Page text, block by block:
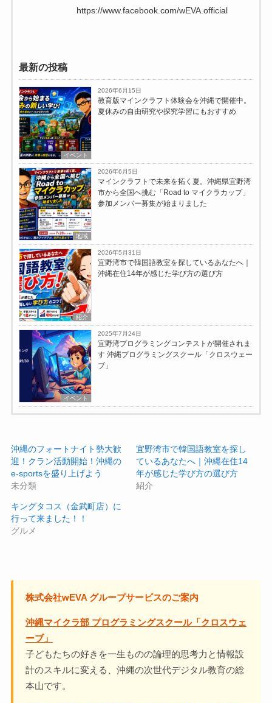
https://www.facebook.com/wEVA.official
最新の投稿
イベント
2026年6月15日
教育版マインクラフト体験会を沖縄で開催中。
夏休みの自由研究や探究学習にもおすすめ
地域
2026年6月5日
マインクラフトで未来を拓く夏。沖縄県宜野湾
市から全国へ挑む「Road to マイクラカップ」
参加メンバー募集が始まりました
紹介
2026年5月31日
宜野湾市で韓国語教室を探しているあなたへ｜
沖縄在住14年が感じた学び方の選び方
イベント
2025年7月24日
宜野湾プログラミングコンテストが開催されま
す 沖縄プログラミングスクール「クロスウェー
ブ」
沖縄のフォートナイト勢大歓
迎！クラン活動開始！沖縄の
e-sportsを盛り上げよう
未分類
宜野湾市で韓国語教室を探し
ているあなたへ｜沖縄在住14
年が感じた学び方の選び方
紹介
キングタコス（金武町店）に
行って来ました！！
グルメ
株式会社wEVA グループサービスのご案内
沖縄マイクラ部 プログラミングスクール「クロスウェ
ーブ」
子どもたちの好きを一生ものの論理的思考力と情報設
計のスキルに変える、沖縄の次世代デジタル教育の総
本山です。